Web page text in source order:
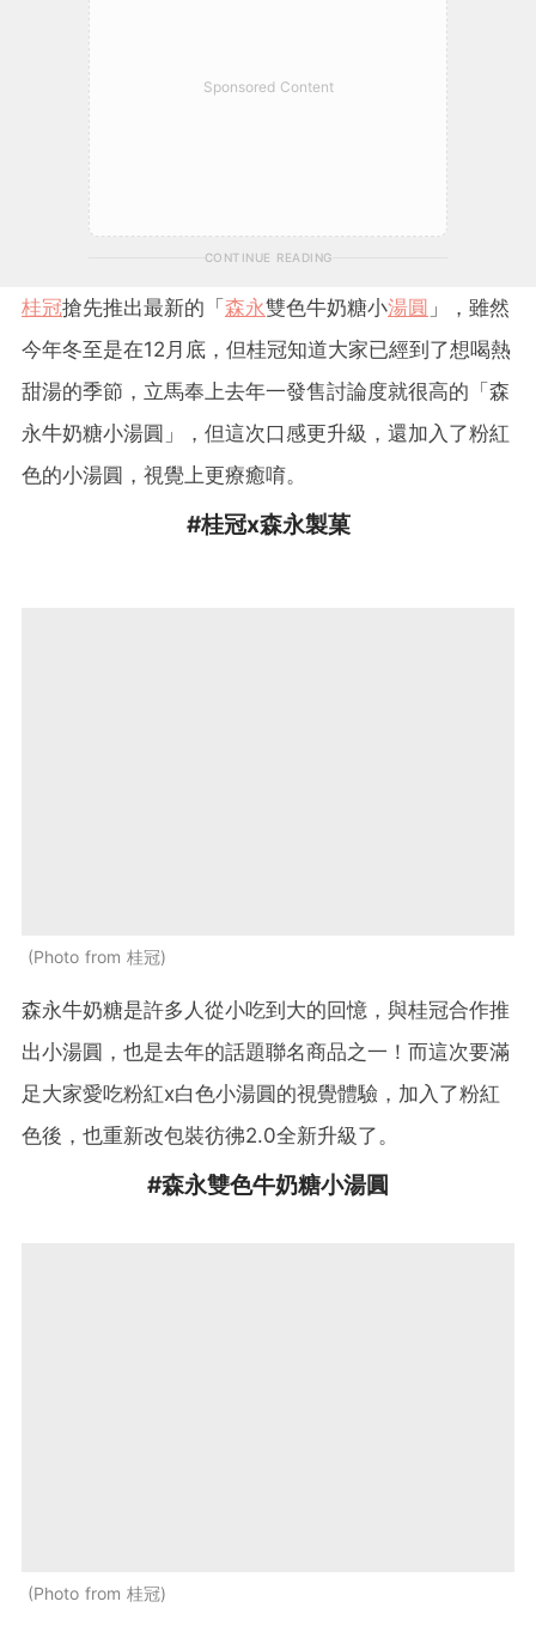
Sponsored Content
CONTINUE READING
桂冠搶先推出最新的「森永雙色牛奶糖小湯圓 」，雖然
今年冬至是在12月底，但桂冠知道大家已經到了想喝熱
甜湯的季節，立馬奉上去年一發售討論度就很高的「森
永牛奶糖小湯圓」，但這次口感更升級，還加入了粉紅
色的小湯圓，視覺上更療癒唷。
#桂冠x森永製菓
Photo from 桂冠
森永牛奶糖是許多人從小吃到大的回憶，與桂冠合作推
出小湯圓，也是去年的話題聯名商品之一！而這次要滿
足大家愛吃粉紅x白色小湯圓的視覺體驗，加入了粉紅
色後，也重新改包裝彷彿2.0全新升級了。
#森永雙色牛奶糖小湯圓
Photo from 桂冠